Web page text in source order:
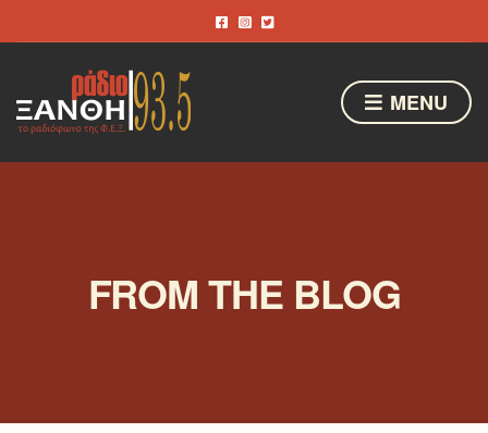
MENU
FROM THE BLOG